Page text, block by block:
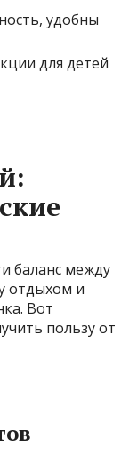
удобны
для детей
баланс между
отдыхом и
Вот
пользу от